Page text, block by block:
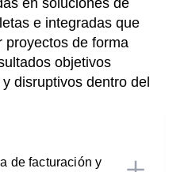
en soluciones de
e integradas que
proyectos de forma
objetivos
disruptivos dentro del
de facturación y